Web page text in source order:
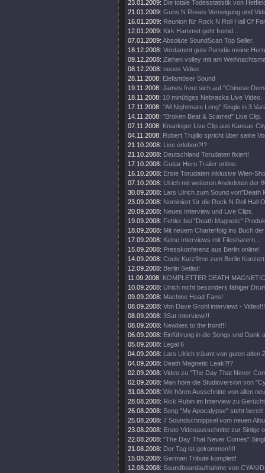
23.01.2009: Die totale Todesstatistik von
21.01.2009: Guns N Roses Verneigung und
16.01.2009: Reunion für Rock N Roll Hall Of
12.01.2009: Kirk Hammet geht fremd...
07.01.2009: Absolute SoundScan Top Seller.
18.12.2008: Verdammt gute Parodie meine
09.12.2008: Ziehen volley mit am
08.12.2008: neues Video
28.11.2008: Elefantöser Sound
19.11.2008: James freut sich auf "Chinese
18.11.2008: 10 minütiges Nebraska Live Video.
17.11.2008: "All Nightmare Long" Single in 3
14.11.2008: "Broken Beat & Scarred" Live Clip.
07.11.2008: Knackiger Live Clip aus Kansas
04.11.2008: Robert Trujillo spricht über seine
21.10.2008: Live erleben?!?
21.10.2008: Deutschland Torudaten fixiert!
17.10.2008: Guitar Hero Trailer online.
16.10.2008: Erste Torudaten inklusive Wien-
07.10.2008: Ulrich mit weiteren Anekdoten der
30.09.2008: Lars Ulrich zum Sound von"Death
23.09.2008: Nominiert für die Rock N Roll Hall
20.09.2008: Neues Interview und Live Clips.
19.09.2008: Fehler bei "Death Magnetic"
18.09.2008: Mit neuem Charterfolg ins Buch
17.09.2008: Keine Interviews mit Filesharern...
15.09.2008: Presskonferenz aus Berlin online!
14.09.2008: Coole Kurzfilme zum Berlin
12.09.2008: Berlin Setlist!
11.09.2008: KOMPLETTER DEATH
10.09.2008: Ulrich nicht besonders fähiger
09.09.2008: Machine Head Fans!
08.09.2008: Von Dave Grohl interviewt - Video!!!
08.09.2008: 3Sat Interview!!!
08.09.2008: Newbies to the front!!!
06.09.2008: Einführung in die Songs und Dank
05.09.2008: Legal 6
04.09.2008: Lars Ulrich träumt von guten alten
04.09.2008: Death Magnetic Leak?!?
02.09.2008: Video zu "The Day That Never
02.09.2008: Man höre die Studioversion von
31.08.2008: Wir hören Ausschnitte von allen
28.08.2008: Rick Rubin im Interview zu
26.08.2008: Song "My Apocalypse" steht bereit!
25.08.2008: 7 Soundschnippsel vom neuen
23.08.2008: Erste Videoausschnitte zur Sinlge
22.08.2008: "The Day That Never Comes"
21.08.2008: Der Tag ist gekommen!!!!
15.08.2008: German Tribute komplett!
12.08.2008: Soundboardaufnahme von